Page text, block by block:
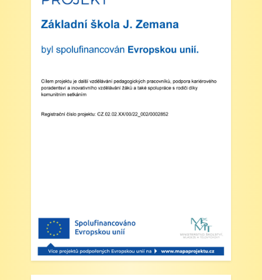
pobírání dávek hmotné nouze. Tito zákonní
zástupci budou dne 2. září 2025 kontaktováni
V Náchodě dne 20. srpna 2025 Ing. Ivo
Zveřejněno: 29.5.2025
Třídní výlet Liberec IV.třída
Zveřejněno: 20.5.2025
Výlet do ZOO Dvůr Králové n/L